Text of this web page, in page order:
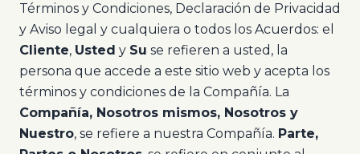
Términos y Condiciones, Declaración de Privacidad
y Aviso legal y cualquiera o todos los Acuerdos: el
Cliente, Usted y Su se refieren a usted, la
persona que accede a este sitio web y acepta los
términos y condiciones de la Compañía. La
Compañía, Nosotros mismos, Nosotros y
Nuestro, se refiere a nuestra Compañía. Parte,